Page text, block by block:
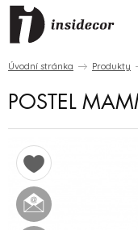
Úvodní stránka Produkty
POSTEL